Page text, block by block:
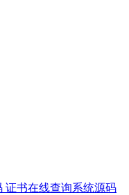
证书在线查询系统源码